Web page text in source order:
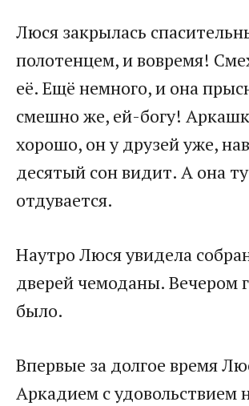
​Люся закрылась
полотенцем, и вовремя!
её. Ещё немного, и она
смешно же, ей-богу!
хорошо, он у друзей уже,
десятый сон видит. А она
отдувается.​
​Наутро Люся увидела
дверей чемоданы. Вечером
было. ​
​Впервые за долгое время
Аркадием с удовольствием